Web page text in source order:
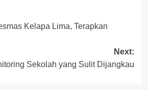
Kelapa Lima, Terapkan
Next:
Sekolah yang Sulit Dijangkau